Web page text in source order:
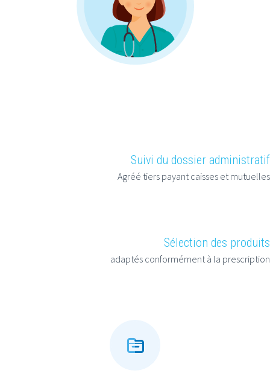
Suivi du dossier administratif
Agréé tiers payant caisses et mutuelles
Sélection des produits
adaptés conformément à la prescription

